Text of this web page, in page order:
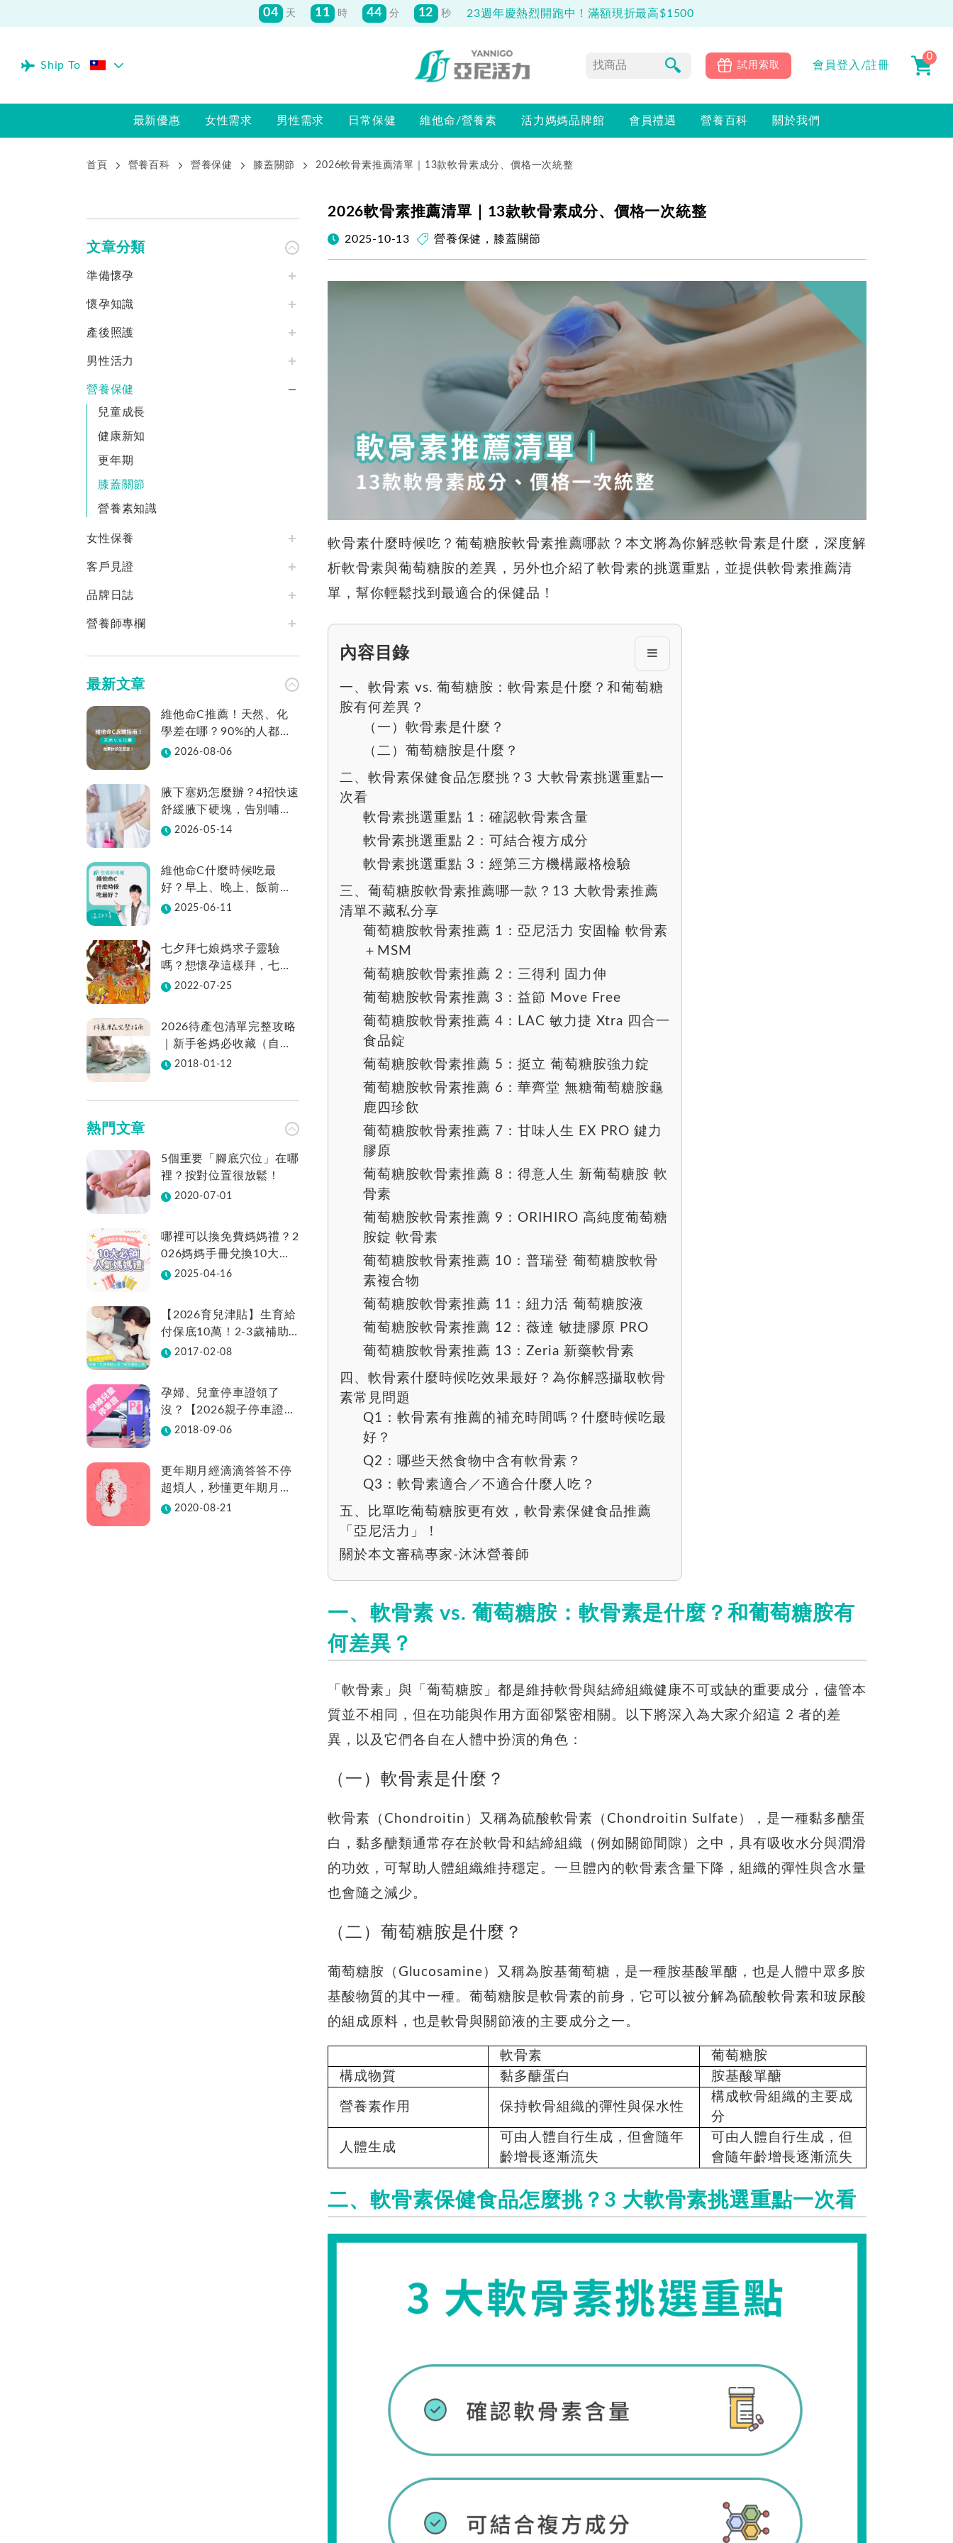
04 天 11 時 44 分 11 秒 23週年慶熱烈開跑中！滿額現折最高$1500
Ship To 試用索取 會員登入/註冊
0
最新優惠 女性需求 男性需求 日常保健 維他命/營養素 活力媽媽品牌館 會員禮遇 營養百科 關於我們
首頁 營養百科 營養保健 膝蓋關節 2026軟骨素推薦清單｜13款軟骨素成分、價格一次統整
2026軟骨素推薦清單｜13款軟骨素成分、價格一次統整
2025-10-13 營養保健 ， 膝蓋關節
軟骨素什麼時候吃？ 葡萄糖胺軟骨素推薦哪款？本文將為你解惑軟骨素是什麼， 深度解
析軟骨素與葡萄糖胺的差異，
另外也介紹了軟骨素的挑選重點，並提供軟骨素推薦清
單， 幫你輕鬆找到最適合的保健品！
內容目錄
一、軟骨素 vs. 葡萄糖胺：軟骨素是什麼？和葡萄糖
胺有何差異？
（一）軟骨素是什麼？
（二）葡萄糖胺是什麼？
二、軟骨素保健食品怎麼挑？3 大軟骨素挑選重點一
次看
軟骨素挑選重點 1：確認軟骨素含量
軟骨素挑選重點 2：可結合複方成分
軟骨素挑選重點 3：經第三方機構嚴格檢驗
三、葡萄糖胺軟骨素推薦哪一款？13 大軟骨素推薦
清單不藏私分享
葡萄糖胺軟骨素推薦 1：亞尼活力 安固輪 軟骨素
＋MSM
葡萄糖胺軟骨素推薦 2：三得利 固力伸
葡萄糖胺軟骨素推薦 3：益節 Move Free
葡萄糖胺軟骨素推薦 4：LAC 敏力捷 Xtra 四合一
食品錠
葡萄糖胺軟骨素推薦 5：挺立 葡萄糖胺強力錠
葡萄糖胺軟骨素推薦 6：華齊堂 無糖葡萄糖胺龜
鹿四珍飲
葡萄糖胺軟骨素推薦 7：甘味人生 EX PRO 鍵力
膠原
葡萄糖胺軟骨素推薦 8：得意人生 新葡萄糖胺 軟
骨素
葡萄糖胺軟骨素推薦 9：ORIHIRO 高純度葡萄糖
胺錠 軟骨素
葡萄糖胺軟骨素推薦 10：普瑞登 葡萄糖胺軟骨
素複合物
葡萄糖胺軟骨素推薦 11：紐力活 葡萄糖胺液
葡萄糖胺軟骨素推薦 12：薇達 敏捷膠原 PRO
葡萄糖胺軟骨素推薦 13：Zeria 新藥軟骨素
四、軟骨素什麼時候吃效果最好？為你解惑攝取軟骨
素常見問題
Q1：軟骨素有推薦的補充時間嗎？什麼時候吃最
好？
Q2：哪些天然食物中含有軟骨素？
Q3：軟骨素適合／不適合什麼人吃？
五、比單吃葡萄糖胺更有效，軟骨素保健食品推薦
「亞尼活力」！
關於本文審稿專家-沐沐營養師
一、軟骨素 vs. 葡萄糖胺： 軟骨素是什麼 ？和葡萄糖胺有
何差異？
「軟骨素」與「葡萄糖胺」都是維持軟骨與結締組織健康不可或缺的重要成分，儘管本
質並不相同，但在功能與作用方面卻緊密相關。以下將深入為大家介紹這 2 者的差
異，以及它們各自在人體中扮演的角色：
（一）軟骨素是什麼？
軟骨素（Chondroitin）又稱為硫酸軟骨素（Chondroitin Sulfate），是一種黏多醣蛋
白，黏多醣類通常存在於軟骨和結締組織（例如關節間隙）之中，具有吸收水分與潤滑
的功效，可幫助人體組織維持穩定。一旦體內的軟骨素含量下降，組織的彈性與含水量
也會隨之減少。
（二） 葡萄糖胺是什麼 ？
葡萄糖胺（Glucosamine）又稱為胺基葡萄糖，是一種胺基酸單醣，也是人體中眾多胺
基酸物質的其中一種。葡萄糖胺是軟骨素的前身，它可以被分解為硫酸軟骨素和玻尿酸
的組成原料，也是軟骨與關節液的主要成分之一。
軟骨素
葡萄糖胺
構成物質
黏多醣蛋白 胺基酸單醣
營養素作用 保持軟骨組織的彈性與保水性
構成軟骨組織的主要成
分
人體生成
可由人體自行生成，但會隨年
齡增長逐漸流失
可由人體自行生成，但
會隨年齡增長逐漸流失
二、軟骨素保健食品怎麼挑？3 大軟骨素挑選重點一次看
文章分類
準備懷孕
懷孕知識
產後照護
男性活力
營養保健
兒童成長
健康新知
更年期
膝蓋關節
營養素知識
女性保養
客戶見證
品牌日誌
營養師專欄
最新文章
維他命C推薦！天然、化
學差在哪？90%的人都不
知道怎麼挑！帶你一次看
2026-08-06
腋下塞奶怎麼辦？4招快速
舒緩腋下硬塊，告別哺乳
疼痛2026-05-14
維他命C什麼時候吃最
好？早上、晚上、飯前、
飯後差在哪？
2025-06-11
七夕拜七娘媽求子靈驗
嗎？想懷孕這樣拜，七娘
媽拜法、供品、地點一次
2022-07-25
2026待產包清單完整攻略
｜新手爸媽必收藏（自然
產／剖腹產適用／表格免
2018-01-12
熱門文章
5個重要「腳底穴位」在哪
裡？按對位置很放鬆！
2020-07-01
哪裡可以換免費媽媽禮？2
026媽媽手冊兌換10大品
牌懶人包一次看！
2025-04-16
【2026育兒津貼】生育給
付保底10萬！2-3歲補助
不中斷、全台22縣市補助
2017-02-08
孕婦、兒童停車證領了
沒？【2026親子停車證懶
人包】各縣市領取方法在
2018-09-06
更年期月經滴滴答答不停
超煩人，秒懂更年期月經
週期變化
2020-08-21